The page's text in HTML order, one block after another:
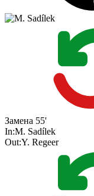
Замена 55'
In:M. Sadílek
Out:Y. Regeer